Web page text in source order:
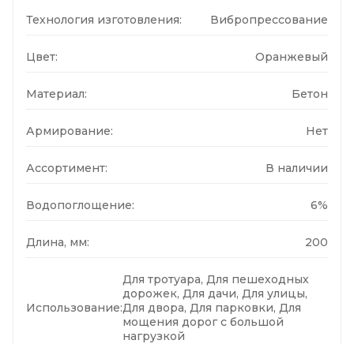
Технология изготовления: Вибропрессование
Цвет: Оранжевый
Материал: Бетон
Армирование: Нет
Ассортимент: В наличии
Водопоглощение: 6%
Длина, мм: 200
Использование:
Для тротуара, Для пешеходных
дорожек, Для дачи, Для улицы,
Для двора, Для парковки, Для
мощения дорог с большой
нагрузкой